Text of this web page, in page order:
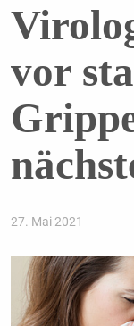
vor
27. Mai 2021